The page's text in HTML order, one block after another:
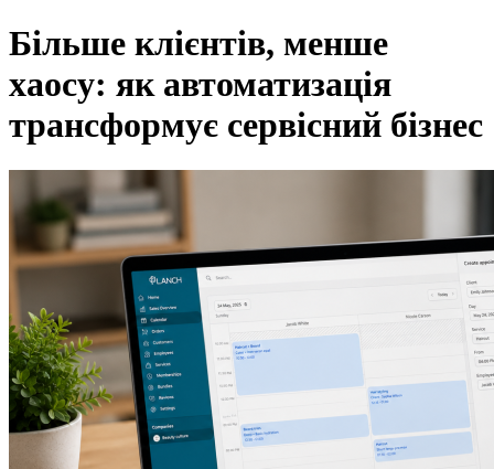
Як автоматизація економить час для сервісного бізнесу
Більше клієнтів, менше
хаосу: як автоматизація
трансформує сервісний бізнес